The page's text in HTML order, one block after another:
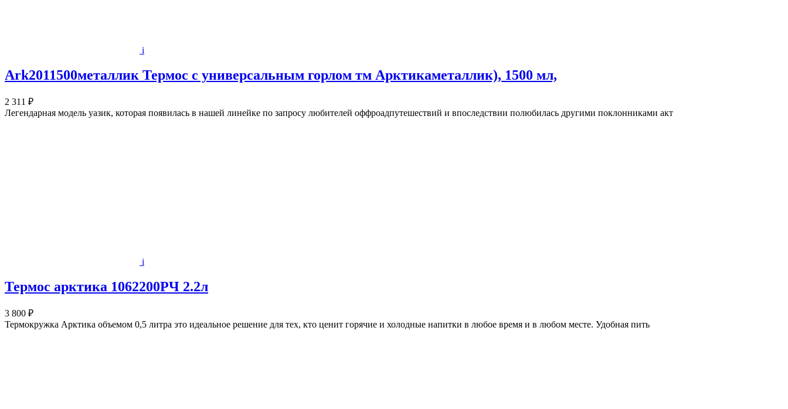
i
Ark2011500металлик Термос с универсальным горлом тм Арктикаметаллик), 1500 мл,
2 311 ₽
Легендарная модель уазик, которая появилась в нашей линейке по запросу любителей оффроадпутешествий и впоследствии полюбилась другими поклонниками акт
i
Термос арктика 1062200РЧ 2.2л
3 800 ₽
Термокружка Арктика объемом 0,5 литра это идеальное решение для тех, кто ценит горячие и холодные напитки в любое время и в любом месте. Удобная пить